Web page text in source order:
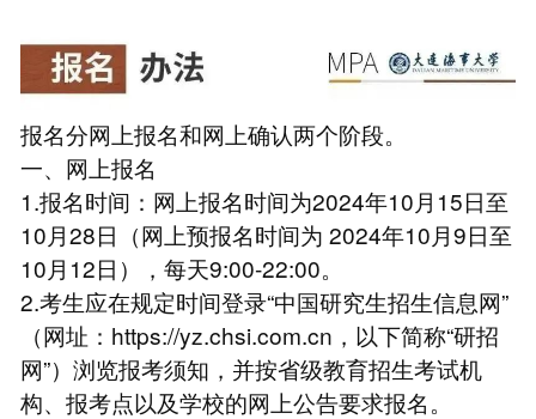
报名分网上报名和网上确认两个阶段。
一、网上报名
1.报名时间：网上报名时间为2024年10月15日至
10月28日（网上预报名时间为 2024年10月9日至
10月12日），每天9:00-22:00。
2.考生应在规定时间登录“中国研究生招生信息网”
（网址：https://yz.chsi.com.cn，以下简称“研招
网”）浏览报考须知，并按省级教育招生考试机
构、报考点以及学校的网上公告要求报名。